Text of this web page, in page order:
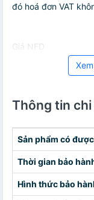
đó hoá đơn VAT
Giá NFD
Thông tin
Sản phẩm có
Thời gian bảo
Hình thức bảo